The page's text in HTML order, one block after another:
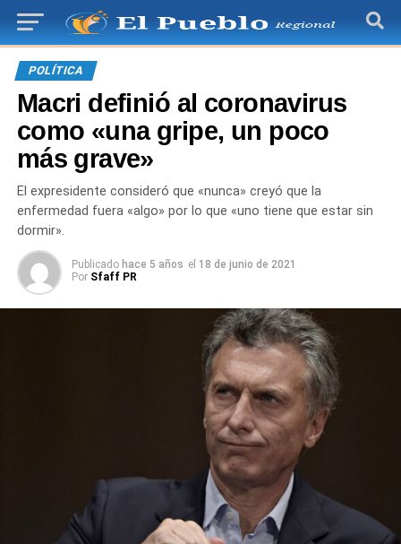
POLÍTICA
Macri definió al coronavirus
como «una gripe, un poco
más grave»
El expresidente consideró que «nunca» creyó que la
enfermedad fuera «algo» por lo que «uno tiene que estar sin
dormir».
Publicado hace 5 años el 18 de junio de 2021
Por Sfaff PR